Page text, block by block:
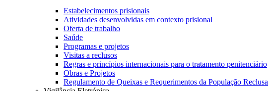
Estabelecimentos prisionais
Atividades desenvolvidas em contexto prisional
Oferta de trabalho
Saúde
Programas e projetos
Visitas a reclusos
Regras e princípios internacionais para o tratamento penitenciário
Obras e Projetos
Regulamento de Queixas e Requerimentos da População Reclusa